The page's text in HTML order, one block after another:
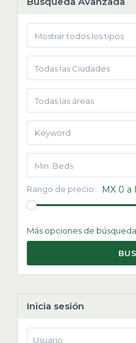
Mostrar todos los tipos
Todas las Ciudades
Todas las áreas
Min. Beds
Rango de precio: MX 0 a
Más opciones de búsqueda
Inicia sesión